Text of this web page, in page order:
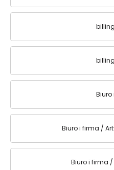
Biuro
Biuro i firma /
Biuro i firma /